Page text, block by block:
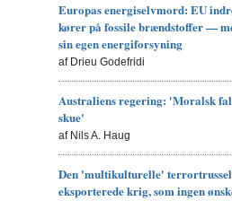
Europas energiselvmord: EU
kører på fossile brændstoffer —
sin egen energiforsyning
af Drieu Godefridi
Australiens regering: 'Moralsk
skue'
af Nils A. Haug
Den 'multikulturelle'
eksporterede krig, som ingen